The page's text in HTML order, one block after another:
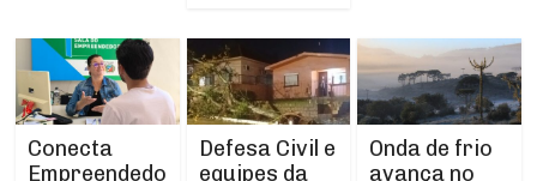
Conecta
Empreendedo
Defesa Civil e
equipes da
Onda de frio
avança no